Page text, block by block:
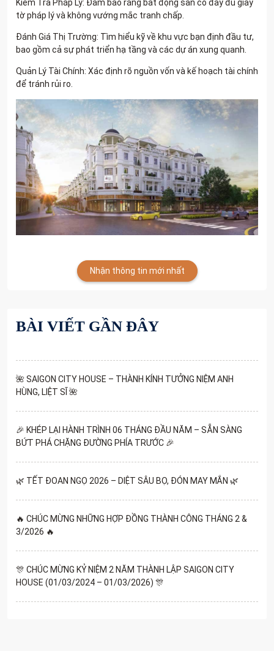
Kiểm Tra Pháp Lý: Đảm bảo rằng bất động sản có đầy đủ giấy
tờ pháp lý và không vướng mắc tranh chấp.
Đánh Giá Thị Trường: Tìm hiểu kỹ về khu vực bạn định đầu tư,
bao gồm cả sự phát triển hạ tầng và các dự án xung quanh.
Quản Lý Tài Chính: Xác định rõ nguồn vốn và kế hoạch tài chính
để tránh rủi ro.
Nhận thông tin mới nhất
BÀI VIẾT GẦN ĐÂY
🌺 SAIGON CITY HOUSE – THÀNH KÍNH TƯỞNG NIỆM ANH
HÙNG, LIỆT SĨ 🌺
🎉 KHÉP LẠI HÀNH TRÌNH 06 THÁNG ĐẦU NĂM – SẴN SÀNG
BỨT PHÁ CHẶNG ĐƯỜNG PHÍA TRƯỚC 🎉
🌿 TẾT ĐOAN NGỌ 2026 – DIỆT SÂU BỌ, ĐÓN MAY MẮN 🌿
🔥 CHÚC MỪNG NHỮNG HỢP ĐỒNG THÀNH CÔNG THÁNG 2 &
3/2026 🔥
🎊 CHÚC MỪNG KỶ NIỆM 2 NĂM THÀNH LẬP SAIGON CITY
HOUSE (01/03/2024 – 01/03/2026) 🎊